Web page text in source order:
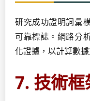
研究成功證明詞彙
可靠標誌。網路分
化證據，以計算數
7. 技術